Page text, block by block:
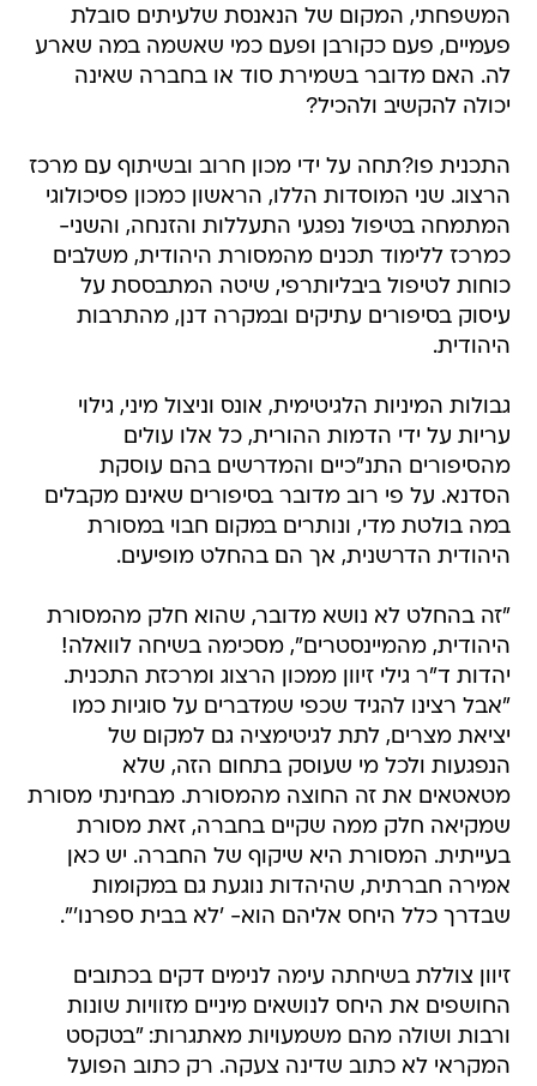
המשפחתי, המקום של הנאנסת שלעיתים סובלת
פעמיים, פעם כקורבן ופעם כמי שאשמה במה שארע
לה. האם מדובר בשמירת סוד או בחברה שאינה
יכולה להקשיב ולהכיל?
התכנית פו?תחה על ידי מכון חרוב ובשיתוף עם מרכז
הרצוג. שני המוסדות הללו, הראשון כמכון פסיכולוגי
המתמחה בטיפול נפגעי התעללות והזנחה, והשני-
כמרכז ללימוד תכנים מהמסורת היהודית, משלבים
כוחות לטיפול ביבליותרפי, שיטה המתבססת על
עיסוק בסיפורים עתיקים ובמקרה דנן, מהתרבות
היהודית.
גבולות המיניות הלגיטימית, אונס וניצול מיני, גילוי
עריות על ידי הדמות ההורית, כל אלו עולים
מהסיפורים התנ"כיים והמדרשים בהם עוסקת
הסדנא. על פי רוב מדובר בסיפורים שאינם מקבלים
במה בולטת מדי, ונותרים במקום חבוי במסורת
היהודית הדרשנית, אך הם בהחלט מופיעים.
"זה בהחלט לא נושא מדובר, שהוא חלק מהמסורת
היהודית, מהמיינסטרים", מסכימה בשיחה לוואלה!
יהדות ד"ר גילי זיוון ממכון הרצוג ומרכזת התכנית.
"אבל רצינו להגיד שכפי שמדברים על סוגיות כמו
יציאת מצרים, לתת לגיטימציה גם למקום של
הנפגעות ולכל מי שעוסק בתחום הזה, שלא
מטאטאים את זה החוצה מהמסורת. מבחינתי מסורת
שמקיאה חלק ממה שקיים בחברה, זאת מסורת
בעייתית. המסורת היא שיקוף של החברה. יש כאן
אמירה חברתית, שהיהדות נוגעת גם במקומות
שבדרך כלל היחס אליהם הוא- 'לא בבית ספרנו'".
זיוון צוללת בשיחתה עימה לנימים דקים בכתובים
החושפים את היחס לנושאים מיניים מזוויות שונות
ורבות ושולה מהם משמעויות מאתגרות: "בטקסט
המקראי לא כתוב שדינה צעקה. רק כתוב הפועל